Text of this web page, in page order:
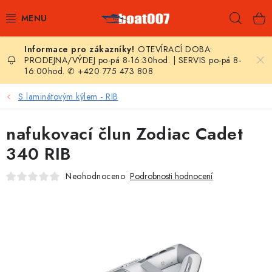
na
E-SHOP
AKČNÍ SLEVY
ZPRAVODAJ
KONTAKTY
OTEVÍRACÍ DOBA:
PRODEJNA/VÝDEJ po-pá 8-16:30hod. | SERVIS po-pá 8-
16:00hod. ✆ +420 775 473 808
S laminátovým kýlem - RIB
nafukovací člun Zodiac Cadet
340 RIB
Neohodnoceno Podrobnosti hodnocení